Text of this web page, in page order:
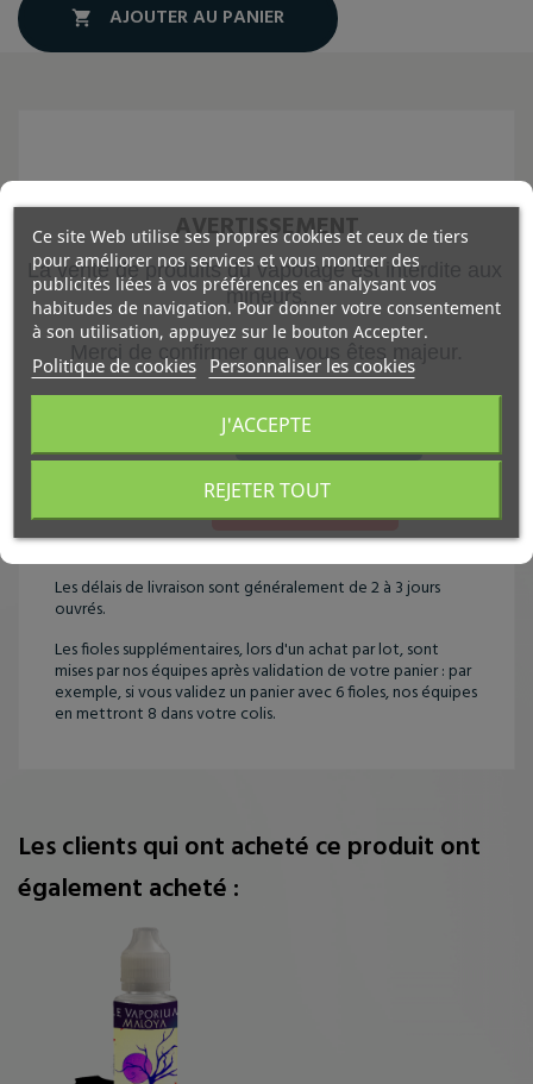
AVERTISSEMENT
La vente de produits du vapotage est interdite aux
mineurs.
Merci de confirmer que vous êtes majeur.
VALIDER
JE SUIS MINEUR
Ce site Web utilise ses propres cookies et ceux de tiers
pour améliorer nos services et vous montrer des
publicités liées à vos préférences en analysant vos
habitudes de navigation. Pour donner votre consentement
à son utilisation, appuyez sur le bouton Accepter.
Politique de cookies Personnaliser les cookies
REJETER TOUT
J'ACCEPTE
 AJOUTER AU PANIER
Détails du produit
Tous les boosters sont au prix symbolique de 1€. Le
site calcule automatiquement vos boosters
nécessaires à votre dosage afin que les employés
puissent préparer votre commande les yeux fermés !
est un e-liquide
par le Vaporiumet fabriqué par le laboratoireLFEL
-Aquitaine.
Les frais de port sont au tarif fixe de 4,50€.
Les délais de livraison sont généralement de 2 à 3 jours
ouvrés.
Les fioles supplémentaires, lors d'un achat par lot, sont
mises par nos équipes après validation de votre panier : par
exemple, si vous validez un panier avec 6 fioles, nos équipes
en mettront 8 dans votre colis.
Les clients qui ont acheté ce produit ont
également acheté :